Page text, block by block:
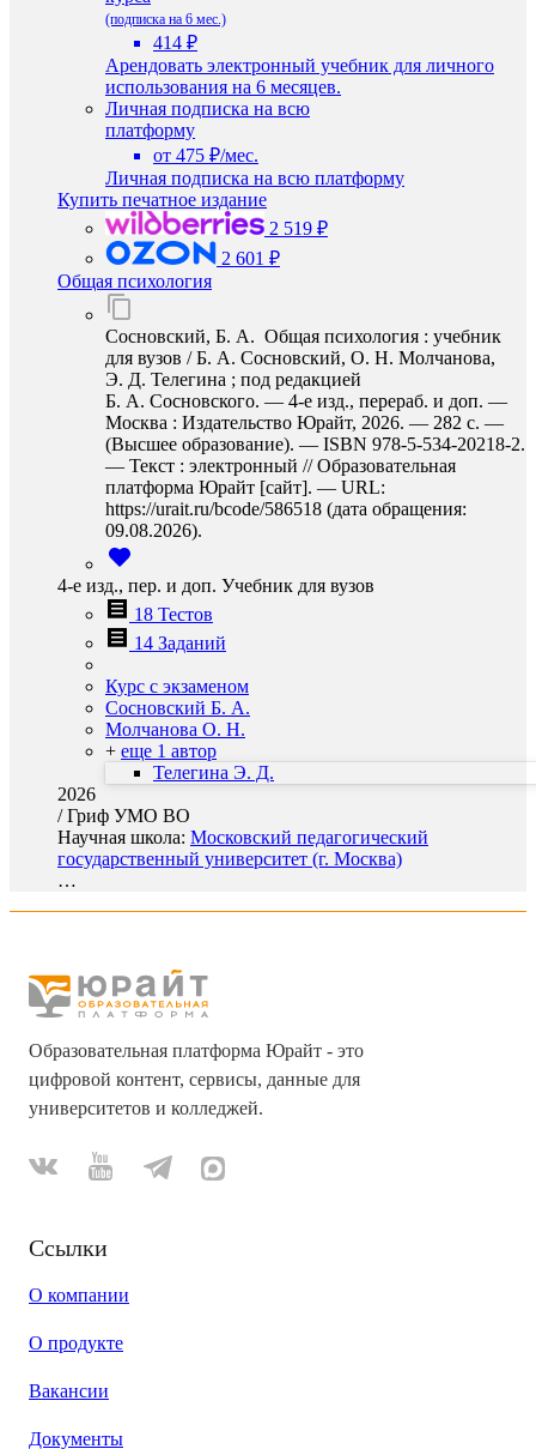
(подписка на 6 мес.)
414 ₽
Арендовать электронный учебник для личного
использования на 6 месяцев.
Личная подписка на всю
платформу
от 475 ₽/мес.
Личная подписка на всю платформу
Купить печатное издание
2 519 ₽
2 601 ₽
Общая психология
Сосновский, Б. А. Общая психология : учебник
для вузов / Б. А. Сосновский, О. Н. Молчанова,
Э. Д. Телегина ; под редакцией
Б. А. Сосновского. — 4-е изд., перераб. и доп. —
Москва : Издательство Юрайт, 2026. — 282 с. —
(Высшее образование). — ISBN 978-5-534-20218-2.
— Текст : электронный // Образовательная
платформа Юрайт [сайт]. — URL:
https://urait.ru/bcode/586518 (дата обращения:
09.08.2026).
4-е изд., пер. и доп. Учебник для вузов
18 Тестов
14 Заданий
Курс с экзаменом
Сосновский Б. А.
Молчанова О. Н.
+ еще 1 автор
Телегина Э. Д.
2026
/Гриф УМО ВО
Научная школа: Московский педагогический
государственный университет (г. Москва)
…
Образовательная платформа Юрайт - это
цифровой контент, сервисы, данные для
университетов и колледжей.
Ссылки
О компании
О продукте
Вакансии
Документы